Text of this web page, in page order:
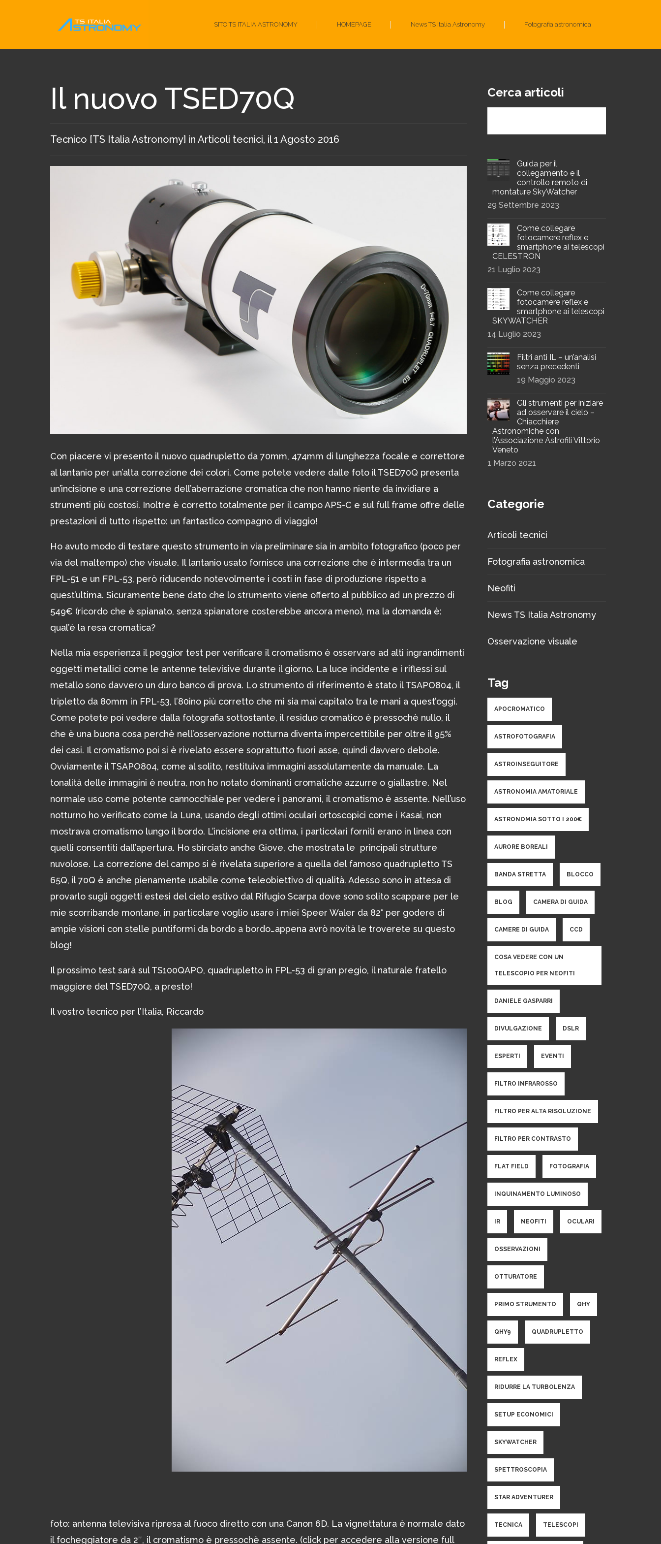
SITO TS ITALIA ASTRONOMY HOMEPAGE News TS Italia Astronomy Fotografia astronomica
Il nuovo TSED70Q
Tecnico [TS Italia Astronomy] in Articoli tecnici, il1 Agosto 2016
Con piacere vi presento il nuovo quadrupletto da 70mm, 474mm di lunghezza focale e correttore
al lantanio per un’alta correzione dei colori. Come potete vedere dalle foto il TSED70Q presenta
un’incisione e una correzione dell’aberrazione cromatica che non hanno niente da invidiare a
strumenti più costosi. Inoltre è corretto totalmente per il campo APS-C e sul full frame offre delle
prestazioni di tutto rispetto: un fantastico compagno di viaggio!
Ho avuto modo di testare questo strumento in via preliminare sia in ambito fotografico (poco per
via del maltempo) che visuale. Il lantanio usato fornisce una correzione che è intermedia tra un
FPL-51 e un FPL-53, però riducendo notevolmente i costi in fase di produzione rispetto a
quest’ultima. Sicuramente bene dato che lo strumento viene offerto al pubblico ad un prezzo di
549€ (ricordo che è spianato, senza spianatore costerebbe ancora meno), ma la domanda è:
qual’è la resa cromatica?
Nella mia esperienza il peggior test per verificare il cromatismo è osservare ad alti ingrandimenti
oggetti metallici come le antenne televisive durante il giorno. La luce incidente e i riflessi sul
metallo sono davvero un duro banco di prova. Lo strumento di riferimento è stato il TSAPO804, il
tripletto da 80mm in FPL-53, l’80ino più corretto che mi sia mai capitato tra le mani a quest’oggi.
Come potete poi vedere dalla fotografia sottostante, il residuo cromatico è pressochè nullo, il
che è una buona cosa perchè nell’osservazione notturna diventa impercettibile per oltre il 95%
dei casi. Il cromatismo poi si è rivelato essere soprattutto fuori asse, quindi davvero debole.
Ovviamente il TSAPO804, come al solito, restituiva immagini assolutamente da manuale. La
tonalità delle immagini è neutra, non ho notato dominanti cromatiche azzurre o giallastre. Nel
normale uso come potente cannocchiale per vedere i panorami, il cromatismo è assente. Nell’uso
notturno ho verificato come la Luna, usando degli ottimi oculari ortoscopici come i Kasai, non
mostrava cromatismo lungo il bordo. L’incisione era ottima, i particolari forniti erano in linea con
quelli consentiti dall’apertura. Ho sbirciato anche Giove, che mostrata le principali strutture
nuvolose. La correzione del campo si è rivelata superiore a quella del famoso quadrupletto TS
65Q, il 70Q è anche pienamente usabile come teleobiettivo di qualità. Adesso sono in attesa di
provarlo sugli oggetti estesi del cielo estivo dal Rifugio Scarpa dove sono solito scappare per le
mie scorribande montane, in particolare voglio usare i miei Speer Waler da 82° per godere di
ampie visioni con stelle puntiformi da bordo a bordo…appena avrò novità le troverete su questo
blog!
Il prossimo test sarà sul TS100QAPO, quadrupletto in FPL-53 di gran pregio, il naturale fratello
maggiore del TSED70Q, a presto!
Il vostro tecnico per l’Italia, Riccardo
foto: antenna televisiva ripresa al fuoco diretto con una Canon 6D. La vignettatura è normale dato
il focheggiatore da 2″, il cromatismo è pressochè assente. (click per accedere alla versione full
Cerca articoli
Guida per il
collegamento e il
controllo remoto di
montature SkyWatcher
29 Settembre 2023
Come collegare
fotocamere reflex e
smartphone ai telescopi
CELESTRON
21 Luglio 2023
Come collegare
fotocamere reflex e
smartphone ai telescopi
SKYWATCHER
14 Luglio 2023
Filtri anti IL – un’analisi
senza precedenti
19 Maggio 2023
Gli strumenti per iniziare
ad osservare il cielo –
Chiacchiere
Astronomiche con
l’Associazione Astrofili Vittorio
Veneto
1 Marzo 2021
Categorie
Articoli tecnici
Fotografia astronomica
Neofiti
News TS Italia Astronomy
Osservazione visuale
Tag
APOCROMATICO
ASTROFOTOGRAFIA
ASTROINSEGUITORE
ASTRONOMIA AMATORIALE
ASTRONOMIA SOTTO I 200€
AURORE BOREALI
BANDA STRETTA BLOCCO
BLOG CAMERA DI GUIDA
CAMERE DI GUIDA CCD
COSA VEDERE CON UN
TELESCOPIO PER NEOFITI
DANIELE GASPARRI
DIVULGAZIONE DSLR
ESPERTI EVENTI
FILTRO INFRAROSSO
FILTRO PER ALTA RISOLUZIONE
FILTRO PER CONTRASTO
FLAT FIELD FOTOGRAFIA
INQUINAMENTO LUMINOSO
IR NEOFITI OCULARI
OSSERVAZIONI
OTTURATORE
PRIMO STRUMENTO QHY
QHY9 QUADRUPLETTO
REFLEX
RIDURRE LA TURBOLENZA
SETUP ECONOMICI
SKYWATCHER
SPETTROSCOPIA
STAR ADVENTURER
TECNICA TELESCOPI